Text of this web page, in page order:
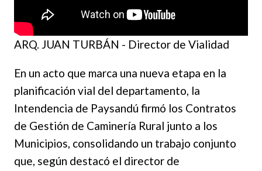
ARQ. JUAN TURBÁN - Director de Vialidad
En un acto que marca una nueva etapa en la
planificación vial del departamento, la
Intendencia de Paysandú firmó los Contratos
de Gestión de Caminería Rural junto a los
Municipios, consolidando un trabajo conjunto
que, según destacó el director de